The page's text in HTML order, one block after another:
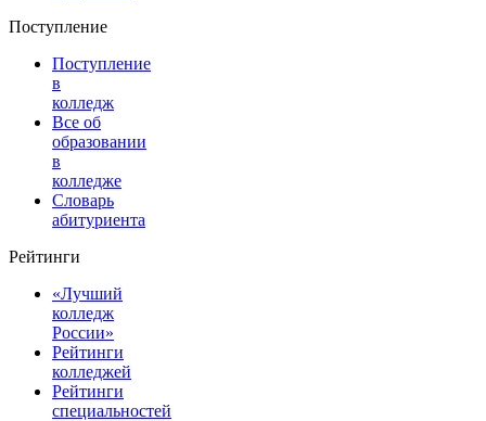
Поступление
Поступление
в
колледж
Все об
образовании
в
колледже
Словарь
абитуриента
Рейтинги
«Лучший
колледж
России»
Рейтинги
колледжей
Рейтинги
специальностей